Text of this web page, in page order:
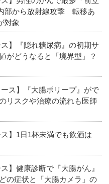
部から放射線攻撃 転移あ
対象
】『隠れ糖尿病』の初期サ
がどうなると「境界型」？
ス】『大腸ポリープ』がで
リスクや治療の流れも医師
】1日1杯未満でも飲酒は
】健康診断で『大腸がん』
の症状と「大腸カメラ」の